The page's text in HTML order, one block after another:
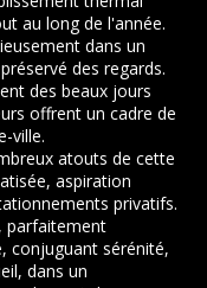
au long de l'année.
dans un
des regards.
des beaux jours
offrent un cadre de
ville.
atouts de cette
aspiration
privatifs.
parfaitement
conjuguant sérénité,
dans un